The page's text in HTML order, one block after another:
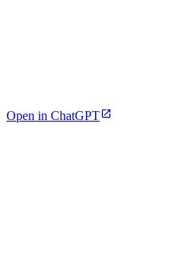
Open in ChatGPT